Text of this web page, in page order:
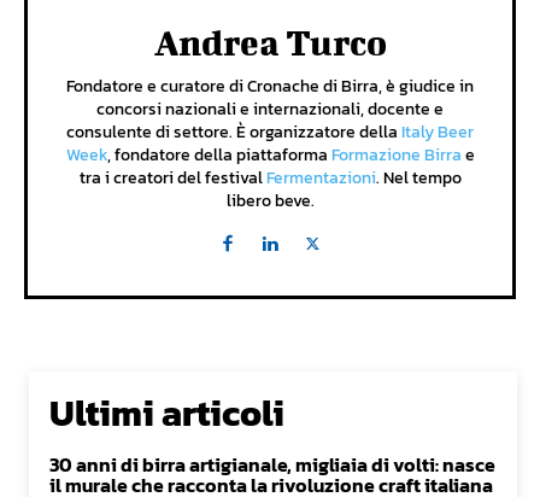
Andrea Turco
Fondatore e curatore di Cronache di Birra, è giudice in
concorsi nazionali e internazionali, docente e
consulente di settore. È organizzatore della Italy Beer
Week, fondatore della piattaforma Formazione Birrae
tra i creatori del festivalFermentazioni. Nel tempo
libero beve.
Ultimi articoli
30 anni di birra artigianale, migliaia di volti: nasce
il murale che racconta la rivoluzione craft italiana